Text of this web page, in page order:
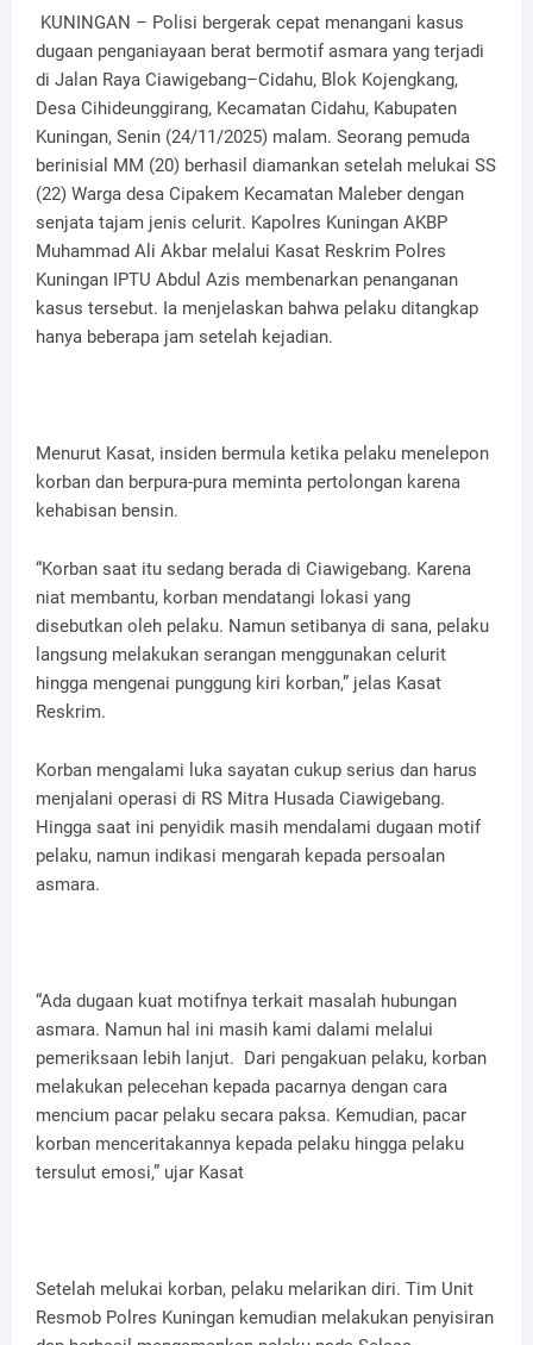
KUNINGAN – Polisi bergerak cepat menangani kasus
dugaan penganiayaan berat bermotif asmara yang terjadi
di Jalan Raya Ciawigebang–Cidahu, Blok Kojengkang,
Desa Cihideunggirang, Kecamatan Cidahu, Kabupaten
Kuningan, Senin (24/11/2025) malam. Seorang pemuda
berinisial MM (20) berhasil diamankan setelah melukai SS
(22) Warga desa Cipakem Kecamatan Maleber dengan
senjata tajam jenis celurit. Kapolres Kuningan AKBP
Muhammad Ali Akbar melalui Kasat Reskrim Polres
Kuningan IPTU Abdul Azis membenarkan penanganan
kasus tersebut. Ia menjelaskan bahwa pelaku ditangkap
hanya beberapa jam setelah kejadian.
Menurut Kasat, insiden bermula ketika pelaku menelepon
korban dan berpura-pura meminta pertolongan karena
kehabisan bensin.
“Korban saat itu sedang berada di Ciawigebang. Karena
niat membantu, korban mendatangi lokasi yang
disebutkan oleh pelaku. Namun setibanya di sana, pelaku
langsung melakukan serangan menggunakan celurit
hingga mengenai punggung kiri korban,” jelas Kasat
Reskrim.
Korban mengalami luka sayatan cukup serius dan harus
menjalani operasi di RS Mitra Husada Ciawigebang.
Hingga saat ini penyidik masih mendalami dugaan motif
pelaku, namun indikasi mengarah kepada persoalan
asmara.
“Ada dugaan kuat motifnya terkait masalah hubungan
asmara. Namun hal ini masih kami dalami melalui
pemeriksaan lebih lanjut. Dari pengakuan pelaku, korban
melakukan pelecehan kepada pacarnya dengan cara
mencium pacar pelaku secara paksa. Kemudian, pacar
korban menceritakannya kepada pelaku hingga pelaku
tersulut emosi,” ujar Kasat
Setelah melukai korban, pelaku melarikan diri. Tim Unit
Resmob Polres Kuningan kemudian melakukan penyisiran